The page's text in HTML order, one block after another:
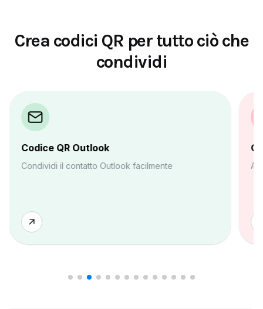
Crea codici QR per tutto ciò che
condividi
Codice QR Outlook
Condividi il contatto Outlook facilmente